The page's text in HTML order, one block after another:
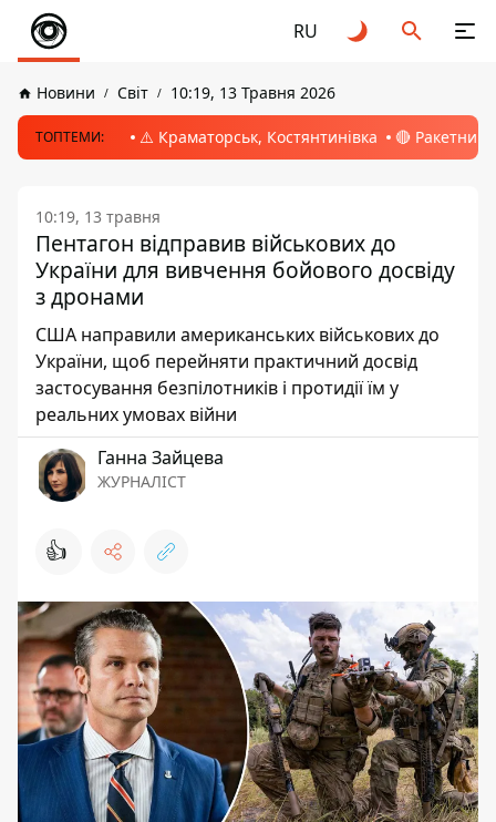
RU
Новини Світ 10:19, 13 Травня 2026
ТОПТЕМИ: ⚠️ Краматорськ, Костянтинівка 🔴 Ракетний
10:19, 13 травня
Пентагон відправив військових до
України для вивчення бойового досвіду
з дронами
США направили американських військових до
України, щоб перейняти практичний досвід
застосування безпілотників і протидії їм у
реальних умовах війни
Ганна Зайцева
ЖУРНАЛІСТ
👍